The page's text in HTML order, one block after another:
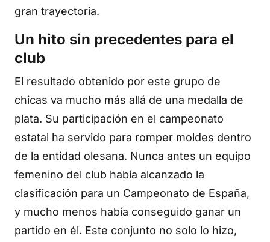
gran trayectoria.
Un hito sin precedentes para el
club
El resultado obtenido por este grupo de
chicas va mucho más allá de una medalla de
plata. Su participación en el campeonato
estatal ha servido para romper moldes dentro
de la entidad olesana. Nunca antes un equipo
femenino del club había alcanzado la
clasificación para un Campeonato de España,
y mucho menos había conseguido ganar un
partido en él. Este conjunto no solo lo hizo,